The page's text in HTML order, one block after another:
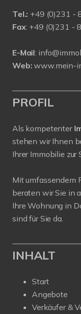
Tel.: +49 (0)231 -
Fax: +49 (0)231 -
E-Mail:
Web: www.mein-
PROFIL
Als kompetenter
stehen wir Ihnen
Ihrer Immobilie zur
Mit umfassendem
beraten wir Sie in
Ihre Wohnung in
sind für Sie da.
INHALT
Start
Angebote
Verkäufer &